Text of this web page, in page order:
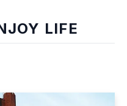
LIFE